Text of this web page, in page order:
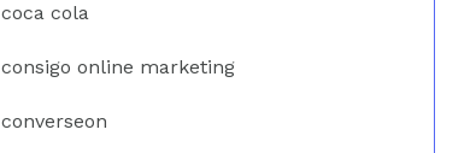
coca cola
consigo online marketing
converseon